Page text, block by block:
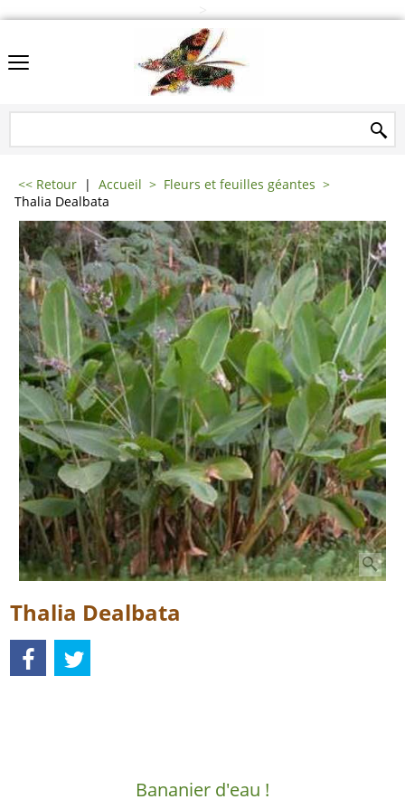
<< Retour | Accueil > Fleurs et feuilles géantes >
Thalia Dealbata
Thalia Dealbata
Bananier d'eau !